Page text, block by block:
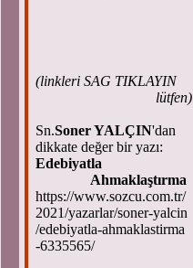
(linkleri SAG TIKLAYIN
lütfen)
Sn.Soner YALÇIN'dan
dikkate değer bir yazı:
Edebiyatla
Ahmaklaştırma
https://www.sozcu.com.tr/
2021/yazarlar/soner-yalcin
/edebiyatla-ahmaklastirma
-6335565/